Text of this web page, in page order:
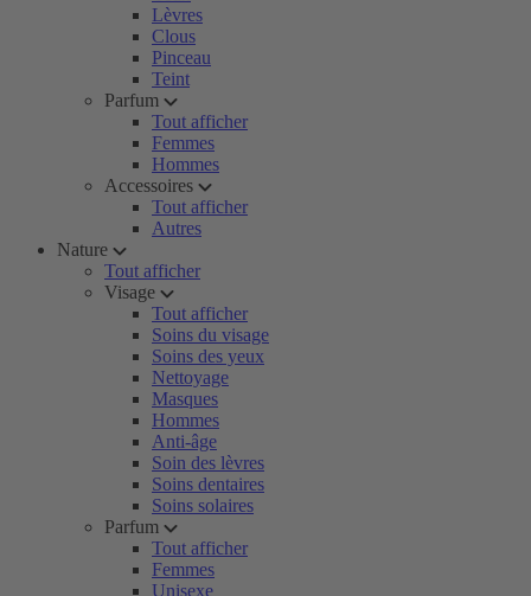
Lèvres
Clous
Pinceau
Teint
Parfum
Tout afficher
Femmes
Hommes
Accessoires
Tout afficher
Autres
Nature
Tout afficher
Visage
Tout afficher
Soins du visage
Soins des yeux
Nettoyage
Masques
Hommes
Anti-âge
Soin des lèvres
Soins dentaires
Soins solaires
Parfum
Tout afficher
Femmes
Unisexe